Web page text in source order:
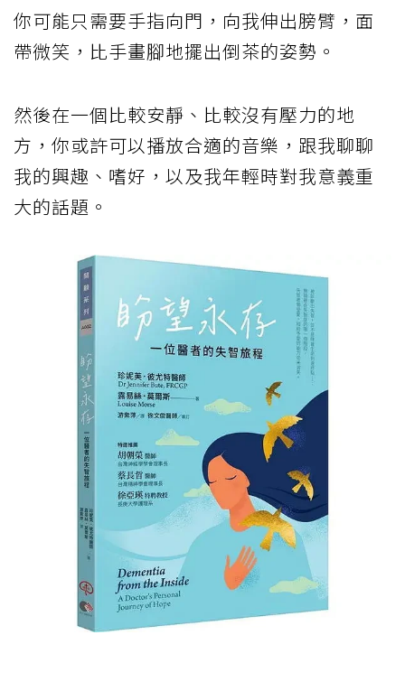
你可能只需要手指向門，向我伸出膀臂，面
帶微笑，比手畫腳地擺出倒茶的姿勢。
然後在一個比較安靜、比較沒有壓力的地
方，你或許可以播放合適的音樂，跟我聊聊
我的興趣、嗜好，以及我年輕時對我意義重
大的話題。